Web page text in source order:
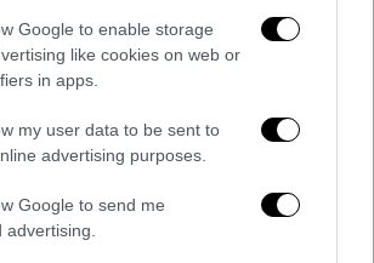
Google to enable storage
like cookies on web or
in apps.
my user data to be sent to
advertising purposes.
Google to send me
οικογένειά της ότι
και σκοπεύει να παντρευτεί
Κουκουράκης
ζει μαζί της στο Λονδίνο
στα ναυτιλιακά, θα έρθει στην
ζητήσει το χέρι της και
οικογένειά της.